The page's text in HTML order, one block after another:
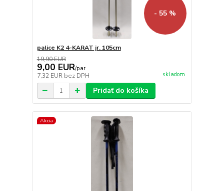
- 55 %
palice K2 4-KARAT jr. 105cm
19,90 EUR
9,00 EUR/par
7,32 EUR bez DPH skladom
Pridať do košíka
Akcia